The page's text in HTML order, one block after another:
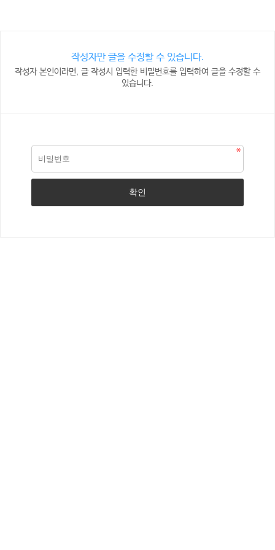
작성자만 글을 수정할 수 있습니다.
작성자 본인이라면, 글 작성시 입력한 비밀번호를 입력하여 글을 수정할 수
있습니다.